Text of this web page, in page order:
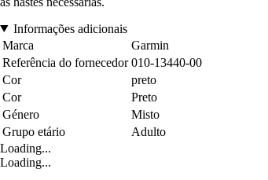
Informações adicionais
Marca
Garmin
Referência do fornecedor 010-13440-00
Cor
preto
Cor
Preto
Género
Misto
Grupo etário
Adulto
Loading...
Loading...